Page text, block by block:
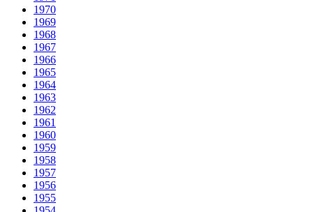
1970
1969
1968
1967
1966
1965
1964
1963
1962
1961
1960
1959
1958
1957
1956
1955